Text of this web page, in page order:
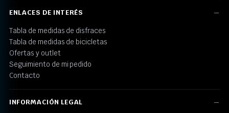
ENLACES DE INTERÉS
Tabla de medidas de disfraces
Tabla de medidas de bicicletas
Ofertas y outlet
Seguimiento de mi pedido
Contacto
INFORMACIÓN LEGAL